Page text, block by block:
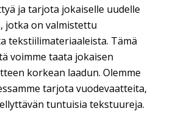
ja tarjota jokaiselle uudelle
jotka on valmistettu
tekstiilimateriaaleista. Tämä
voimme taata jokaisen
korkean laadun. Olemme
tarjota vuodevaatteita,
tuntuisia tekstuureja.